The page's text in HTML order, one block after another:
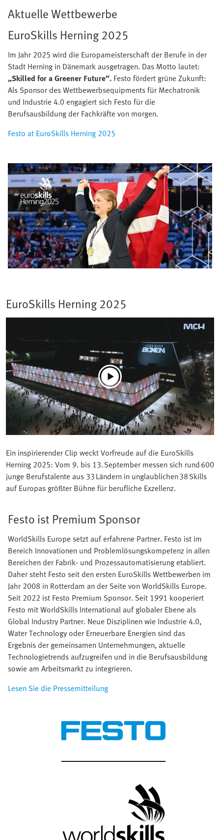
Aktuelle Wettbewerbe
EuroSkills Herning 2025
Im Jahr 2025 wird die Europameisterschaft der Berufe in der
Stadt Herning in Dänemark ausgetragen. Das Motto lautet:
„Skilled for a Greener Future“. Festo fördert grüne Zukunft:
Als Sponsor des Wettbewerbsequipments für Mechatronik
und Industrie 4.0 engagiert sich Festo für die
Berufsausbildung der Fachkräfte von morgen.
Festo at EuroSkills Herning 2025
EuroSkills Herning 2025​
Ein inspirierender Clip weckt Vorfreude auf die EuroSkills
Herning 2025: Vom 9. bis 13. September messen sich rund 600
junge Berufstalente aus 33 Ländern in unglaublichen 38 Skills
auf Europas größter Bühne für berufliche Exzellenz.
Festo ist Premium Sponsor
WorldSkills Europe setzt auf erfahrene Partner. Festo ist im
Bereich Innovationen und Problemlösungskompetenz in allen
Bereichen der Fabrik- und Prozessautomatisierung etabliert.
Daher steht Festo seit den ersten EuroSkills Wettbewerben im
Jahr 2008 in Rotterdam an der Seite von WorldSkills Europe.
Seit 2022 ist Festo Premium Sponsor. Seit 1991 kooperiert
Festo mit WorldSkills International auf globaler Ebene als
Global Industry Partner. Neue Disziplinen wie Industrie 4.0,
Water Technology oder Erneuerbare Energien sind das
Ergebnis der gemeinsamen Unternehmungen, aktuelle
Technologietrends aufzugreifen und in die Berufsausbildung
sowie am Arbeitsmarkt zu integrieren.
Lesen Sie die Pressemitteilung